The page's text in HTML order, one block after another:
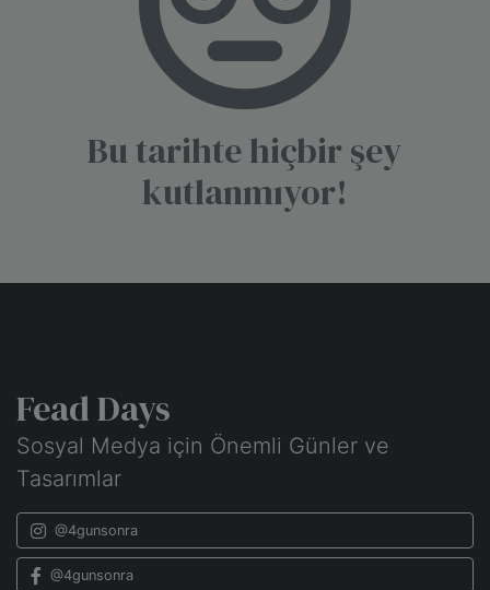
Bu tarihte hiçbir şey
kutlanmıyor!
Fead Days
Sosyal Medya için Önemli Günler ve
Tasarımlar
@4gunsonra
@4gunsonra